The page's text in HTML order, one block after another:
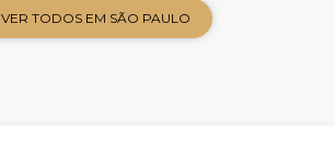
VER TODOS EM SÃO PAULO